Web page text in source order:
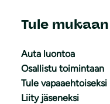
Tule mukaan
Auta luontoa
Osallistu toimintaan
Tule vapaaehtoiseksi
Liity jäseneksi